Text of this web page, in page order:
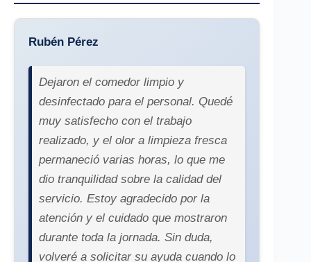
Rubén Pérez
Dejaron el comedor limpio y
desinfectado para el personal. Quedé
muy satisfecho con el trabajo
realizado, y el olor a limpieza fresca
permaneció varias horas, lo que me
dio tranquilidad sobre la calidad del
servicio. Estoy agradecido por la
atención y el cuidado que mostraron
durante toda la jornada. Sin duda,
volveré a solicitar su ayuda cuando lo